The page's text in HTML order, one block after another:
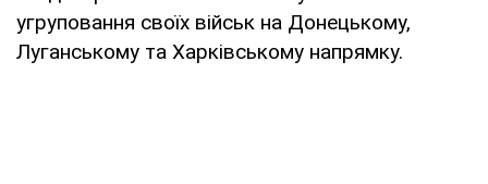
угруповання своїх військ на Донецькому,
Луганському та Харківському напрямку.